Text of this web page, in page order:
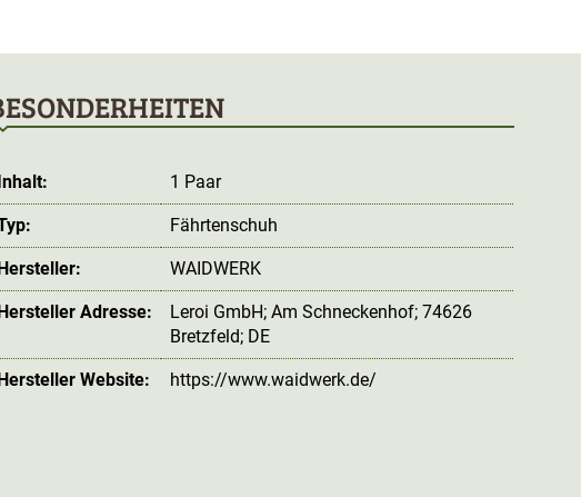
Inhalt: 1 Paar
Fährtenschuh
Hersteller: WAIDWERK
Hersteller Adresse:
Leroi GmbH; Am Schneckenhof; 74626
Bretzfeld; DE
Hersteller Website: https://www.waidwerk.de/